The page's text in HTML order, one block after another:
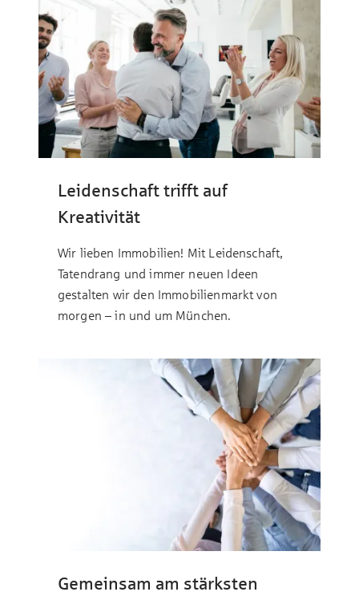
Leidenschaft trifft auf
Kreativität
Wir lieben Immobilien! Mit Leidenschaft,
Tatendrang und immer neuen Ideen
gestalten wir den Immobilienmarkt von
morgen – in und um München.
Gemeinsam am stärksten